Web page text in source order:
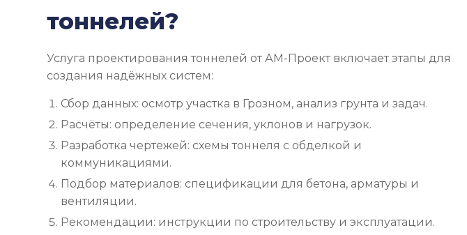
тоннелей?
Услуга проектирования тоннелей от АМ-Проект включает этапы для
создания надёжных систем:
Сбор данных: осмотр участка в Грозном, анализ грунта и задач.
Расчёты: определение сечения, уклонов и нагрузок.
Разработка чертежей: схемы тоннеля с обделкой и
коммуникациями.
Подбор материалов: спецификации для бетона, арматуры и
вентиляции.
Рекомендации: инструкции по строительству и эксплуатации.